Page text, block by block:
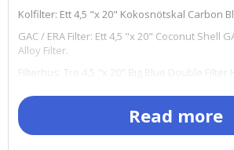
Kolfilter: Ett 4,5 "x 20" Kokosnötskal Carbon
GAC / ERA Filter: Ett 4,5 "x 20" Coconut Shell
Alloy Filter.
Filterhus: Tre 4,5 "x 20" Big Blue Double Filter
Tryckmätare: Två 2,5 "Mätare, 0-300 PSI,
och Två 1,5" 0-160 Toppmonterade
systemets driftstryck, filter- och
Read more